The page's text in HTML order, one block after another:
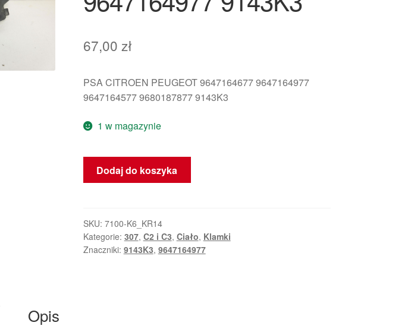
67,00 zł
PSA CITROEN PEUGEOT 9647164677 9647164977
9647164577 9680187877 9143K3
1 w magazynie
ilość
Klamka
Citroën
C2
C3
Dodaj do koszyka
SKU: 7100-K6_KR14
Kategorie: 307, C2 i C3, Ciało, Klamki
Znaczniki: 9143K3, 9647164977
Opis